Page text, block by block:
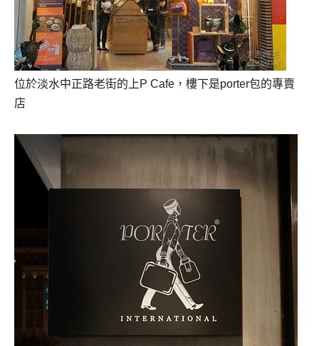
位於淡水中正路老街的上P Cafe，樓下是porter包的專賣
店